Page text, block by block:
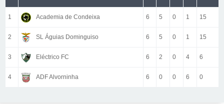
1 Academia de Condeixa 6 5 0 1 15
2 SL Águias Dominguiso 6 5 0 1 15
3 Eléctrico FC 6 2 0 4 6
4 ADF Alvorninha 6 0 0 6 0